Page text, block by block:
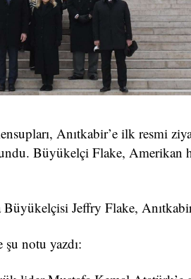
Anıtkabir’e ilk resmi
Büyükelçi Flake,
Jeffry Flake,
notu yazdı: